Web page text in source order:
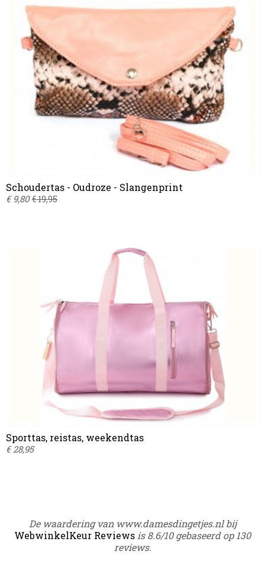
Schoudertas - Oudroze - Slangenprint
€ 9,80 € 19,95
Sporttas, reistas, weekendtas
€ 28,95
De waardering van www.damesdingetjes.nl bij
WebwinkelKeur Reviews is 8.6/10 gebaseerd op 130
reviews.